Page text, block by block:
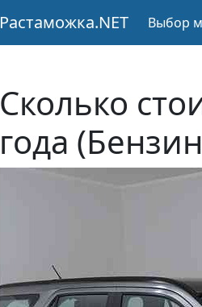
Растаможка.NET Выбор
Сколько
года